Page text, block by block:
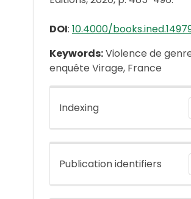
DOI: 10.4000/
Keywords:Violence de
enquête Virage, France
Indexing
Publication identifiers